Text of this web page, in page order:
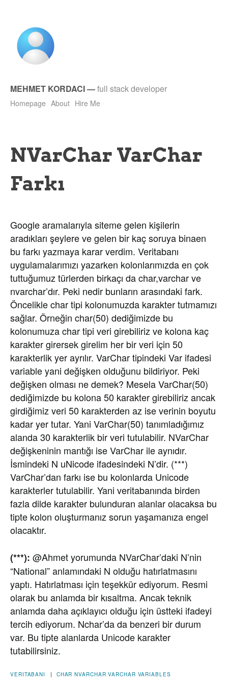
MEHMET KORDACI—full stack developer
Homepage About Hire Me
NVarChar VarChar
Farkı
Google aramalarıyla siteme gelen kişilerin
aradıkları şeylere ve gelen bir kaç soruya binaen
bu farkı yazmaya karar verdim. Veritabanı
uygulamalarımızı yazarken kolonlarımızda en çok
tuttuğumuz türlerden birkaçı da char,varchar ve
nvarchar’dır. Peki nedir bunların arasındaki fark.
Öncelikle char tipi kolonumuzda karakter tutmamızı
sağlar. Örneğin char(50) dediğimizde bu
kolonumuza char tipi veri girebiliriz ve kolona kaç
karakter girersek girelim her bir veri için 50
karakterlik yer ayrılır. VarChar tipindeki Var ifadesi
variable yani değişken olduğunu bildiriyor. Peki
değişken olması ne demek? Mesela VarChar(50)
dediğimizde bu kolona 50 karakter girebiliriz ancak
girdiğimiz veri 50 karakterden az ise verinin boyutu
kadar yer tutar. Yani VarChar(50) tanımladığımız
alanda 30 karakterlik bir veri tutulabilir. NVarChar
değişkeninin mantığı ise VarChar ile aynıdır.
İsmindeki N uNicode ifadesindeki N’dir. (***)
VarChar’dan farkı ise bu kolonlarda Unicode
karakterler tutulabilir. Yani veritabanında birden
fazla dilde karakter bulunduran alanlar olacaksa bu
tipte kolon oluşturmanız sorun yaşamanıza engel
olacaktır.
(***): @Ahmet yorumunda NVarChar’daki N’nin
“National” anlamındaki N olduğu hatırlatmasını
yaptı. Hatırlatması için teşekkür ediyorum. Resmi
olarak bu anlamda bir kısaltma. Ancak teknik
anlamda daha açıklayıcı olduğu için üstteki ifadeyi
tercih ediyorum. Nchar’da da benzeri bir durum
var. Bu tipte alanlarda Unicode karakter
tutabilirsiniz.
VERITABANI | CHAR NVARCHAR VARCHAR VARIABLES